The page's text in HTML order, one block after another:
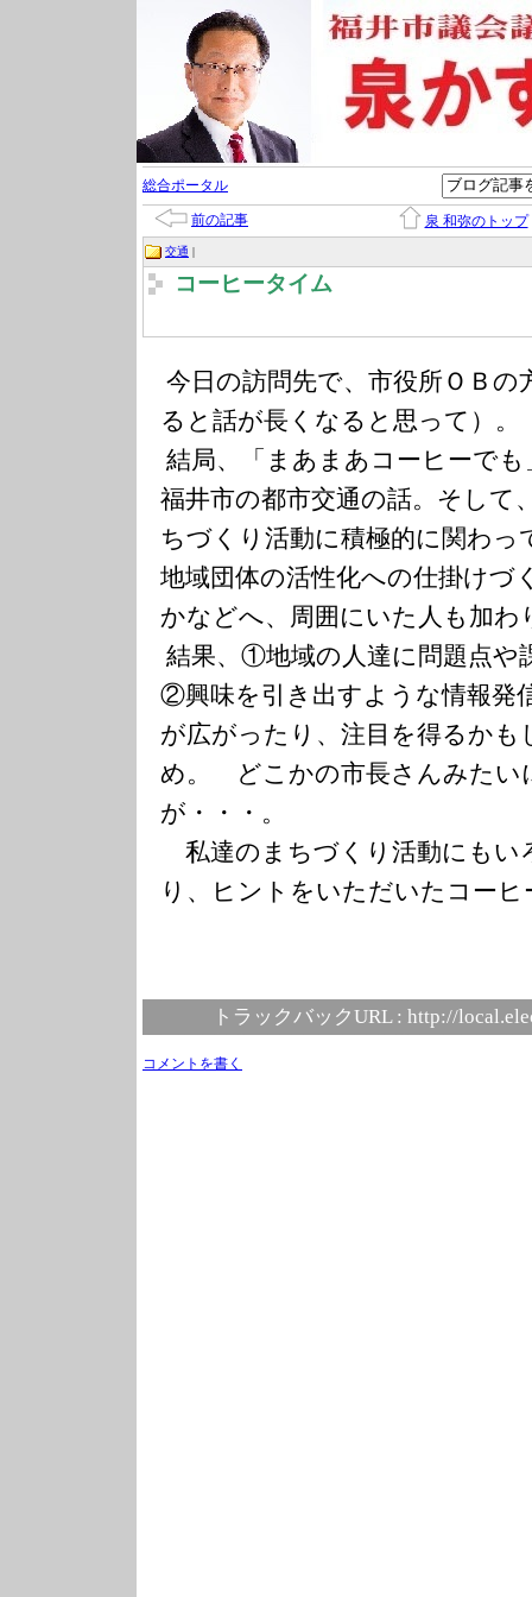
総合ポータル
前の記事 泉 和弥のトップ
交通 |
コーヒータイム
今日の訪問先で、市役所ＯＢの
ると話が長 くなると思って）。
結局、「まあまあコーヒーで
福井市の都市交通の話。そして
ちづく り活動に積極的に関わ
地域団体の活性化への仕掛けづ
かなどへ、周囲にいた人も加わ
結果、①地域の人達に問題点や
②興味を引き出すような情報発
が広がったり、注目を得るか
め。 どこかの市長さんみたい
が・・・。
私達のまちづくり活動にもい
り、ヒントをいただいたコー
トラックバックURL : http://
コメントを書く